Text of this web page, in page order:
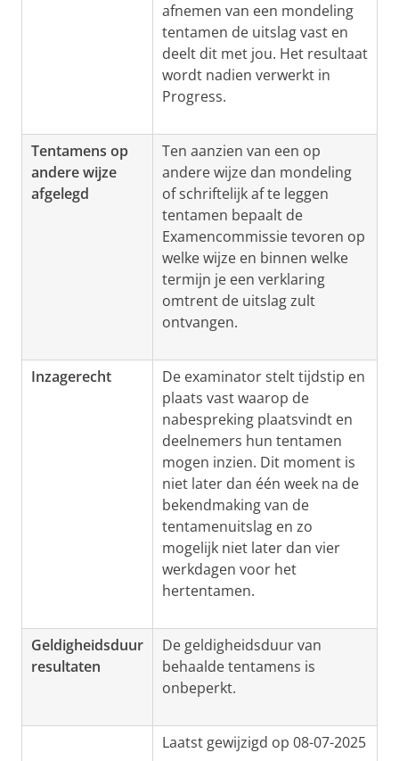
afnemen van een mondeling
tentamen de uitslag vast en
deelt dit met jou. Het resultaat
wordt nadien verwerkt in
Progress.
Tentamens op
andere wijze
afgelegd
Ten aanzien van een op
andere wijze dan mondeling
of schriftelijk af te leggen
tentamen bepaalt de
Examencommissie tevoren op
welke wijze en binnen welke
termijn je een verklaring
omtrent de uitslag zult
ontvangen.
Inzagerecht
De examinator stelt tijdstip en
plaats vast waarop de
nabespreking plaatsvindt en
deelnemers hun tentamen
mogen inzien. Dit moment is
niet later dan één week na de
bekendmaking van de
tentamenuitslag en zo
mogelijk niet later dan vier
werkdagen voor het
hertentamen.
Geldigheidsduur
resultaten
De geldigheidsduur van
behaalde tentamens is
onbeperkt.
Laatst gewijzigd op 08-07-2025